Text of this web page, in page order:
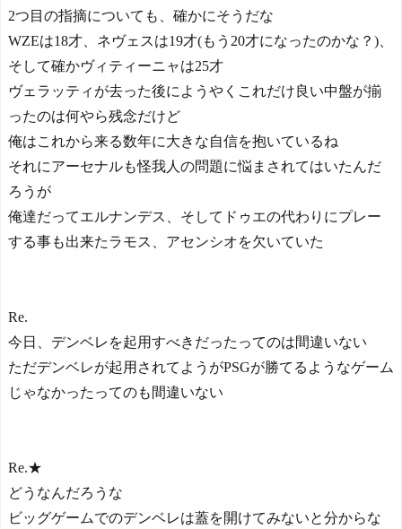
2つ目の指摘についても、確かにそうだな
WZEは18才、ネヴェスは19才(もう20才になったのかな？)、
そして確かヴィティーニャは25才
ヴェラッティが去った後にようやくこれだけ良い中盤が揃
ったのは何やら残念だけど
俺はこれから来る数年に大きな自信を抱いているね
それにアーセナルも怪我人の問題に悩まされてはいたんだ
ろうが
俺達だってエルナンデス、そしてドゥエの代わりにプレー
する事も出来たラモス、アセンシオを欠いていた
Re.
今日、デンベレを起用すべきだったってのは間違いない
ただデンベレが起用されてようがPSGが勝てるようなゲーム
じゃなかったってのも間違いない
Re.★
どうなんだろうな
ビッグゲームでのデンベレは蓋を開けてみないと分からな